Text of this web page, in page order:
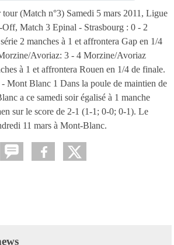
(Match n°3) Samedi 5 mars 2011, Ligue
Match 3 Epinal - Strasbourg : 0 - 2
2 manches à 1 et affrontera Gap en 1/4
Avoriaz: 3 - 4 Morzine/Avoriaz
à 1 et affrontera Rouen en 1/4 de finale.
- Mont Blanc 1 Dans la poule de maintien de
a ce samedi soir égalisé à 1 manche
sur le score de 2-1 (1-1; 0-0; 0-1). Le
11 mars à Mont-Blanc.